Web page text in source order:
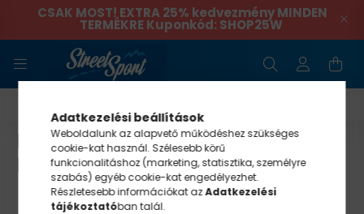
CSAK MOST! EXTRA 25% kedvezmény MINDEN
TERMÉKRE Kuponkód: SHOP25W
REGATTA HALTON B/W VI FÉRFI
MELLÉNY ZÖLD
Adatkezelési beállítások
Weboldalunk az alapvető működéshez szükséges
cookie-kat használ. Szélesebb körű
funkcionalitáshoz (marketing, statisztika, személyre
szabás) egyéb cookie-kat engedélyezhet.
Részletesebb információkat azAdatkezelési
tájékoztatóban talál.